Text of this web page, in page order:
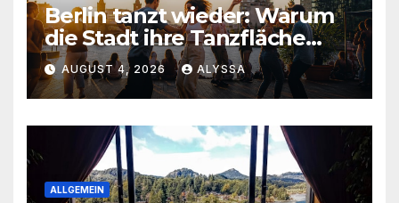
Berlin tanzt wieder: Warum
die Stadt ihre Tanzfläche
gerade neu entdeckt
AUGUST 4, 2026 ALYSSA
ALLGEMEIN